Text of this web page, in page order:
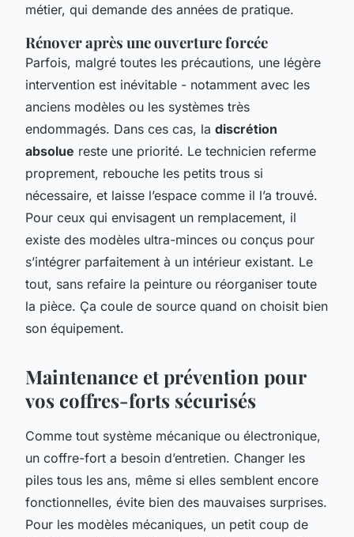
métier, qui demande des années de pratique.
Rénover après une ouverture forcée
Parfois, malgré toutes les précautions, une légère
intervention est inévitable - notamment avec les
anciens modèles ou les systèmes très
endommagés. Dans ces cas, la discrétion
absolue reste une priorité. Le technicien referme
proprement, rebouche les petits trous si
nécessaire, et laisse l’espace comme il l’a trouvé.
Pour ceux qui envisagent un remplacement, il
existe des modèles ultra-minces ou conçus pour
s’intégrer parfaitement à un intérieur existant. Le
tout, sans refaire la peinture ou réorganiser toute
la pièce. Ça coule de source quand on choisit bien
son équipement.
Maintenance et prévention pour
vos coffres-forts sécurisés
Comme tout système mécanique ou électronique,
un coffre-fort a besoin d’entretien. Changer les
piles tous les ans, même si elles semblent encore
fonctionnelles, évite bien des mauvaises surprises.
Pour les modèles mécaniques, un petit coup de